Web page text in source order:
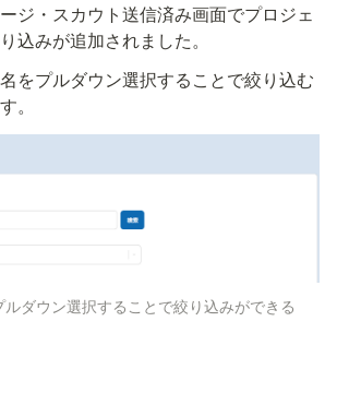
ジ・スカウト送信済み画面でプロジェ
込みが追加されました。
をプルダウン選択することで絞り込む
。
ダウン選択することで絞り込みができる